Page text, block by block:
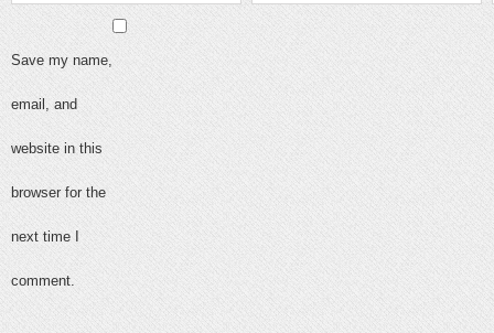
Save my name,
email, and
website in this
browser for the
next time I
comment.